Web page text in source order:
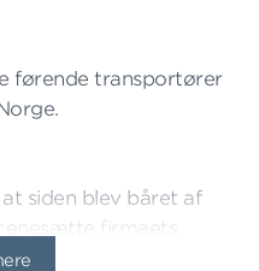
førende transportører
siden blev båret af
firmaets
at forbinde hele